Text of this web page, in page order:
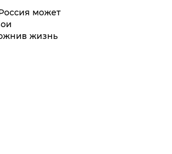
может
жизнь